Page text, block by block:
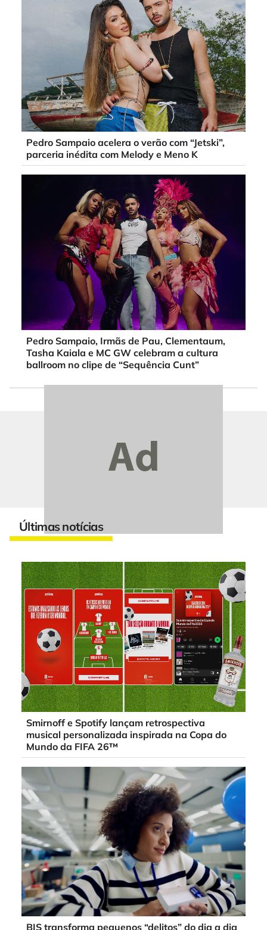
Pedro Sampaio acelera o verão com “Jetski”,
parceria inédita com Melody e Meno K
Pedro Sampaio, Irmãs de Pau, Clementaum,
Tasha Kaiala e MC GW celebram a cultura
ballroom no clipe de “Sequência Cunt”
Últimas notícias
Smirnoff e Spotify lançam retrospectiva
musical personalizada inspirada na Copa do
Mundo da FIFA 26™
BIS transforma pequenos “delitos” do dia a dia